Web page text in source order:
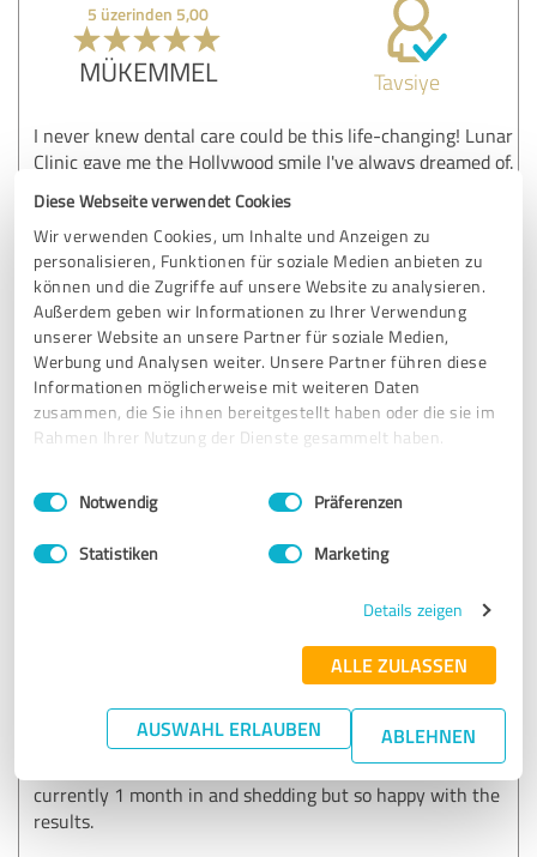
Diese Webseite verwendet Cookies
Wir verwenden Cookies, um Inhalte und Anzeigen zu
personalisieren, Funktionen für soziale Medien anbieten zu
können und die Zugriffe auf unsere Website zu analysieren.
Außerdem geben wir Informationen zu Ihrer Verwendung
unserer Website an unsere Partner für soziale Medien,
Werbung und Analysen weiter. Unsere Partner führen diese
Informationen möglicherweise mit weiteren Daten
zusammen, die Sie ihnen bereitgestellt haben oder die sie im
Rahmen Ihrer Nutzung der Dienste gesammelt haben.
Impressum Datenschutzbestimmungen
Einwilligungsauswahl
Notwendig Präferenzen
Statistiken Marketing
Details zeigen
ALLE ZULASSEN
AUSWAHL ERLAUBEN ABLEHNEN
5 üzerinden 5,00
MÜKEMMEL Tavsiye
I never knew dental care could be this life-changing! Lunar
Clinic gave me the Hollywood smile I've always dreamed of.
The staff was incredibly supportive, and the results are
beyond amazing. I can't stop smiling!
Müşteri yorumu & puanı:
Lunar Clinic
07.03.2024 Anonim olarak
MÜKEMMEL
you're considering getting a hair transplant, just
experience was amazing. The staff are
incredibly friendly and got out their way to ensure you're
okay and happy at all times.
I was skeptical before going after comparing many clinics
but I'm so happy with the choice I made. I'm
currently 1 month in and shedding but so happy with the
results.